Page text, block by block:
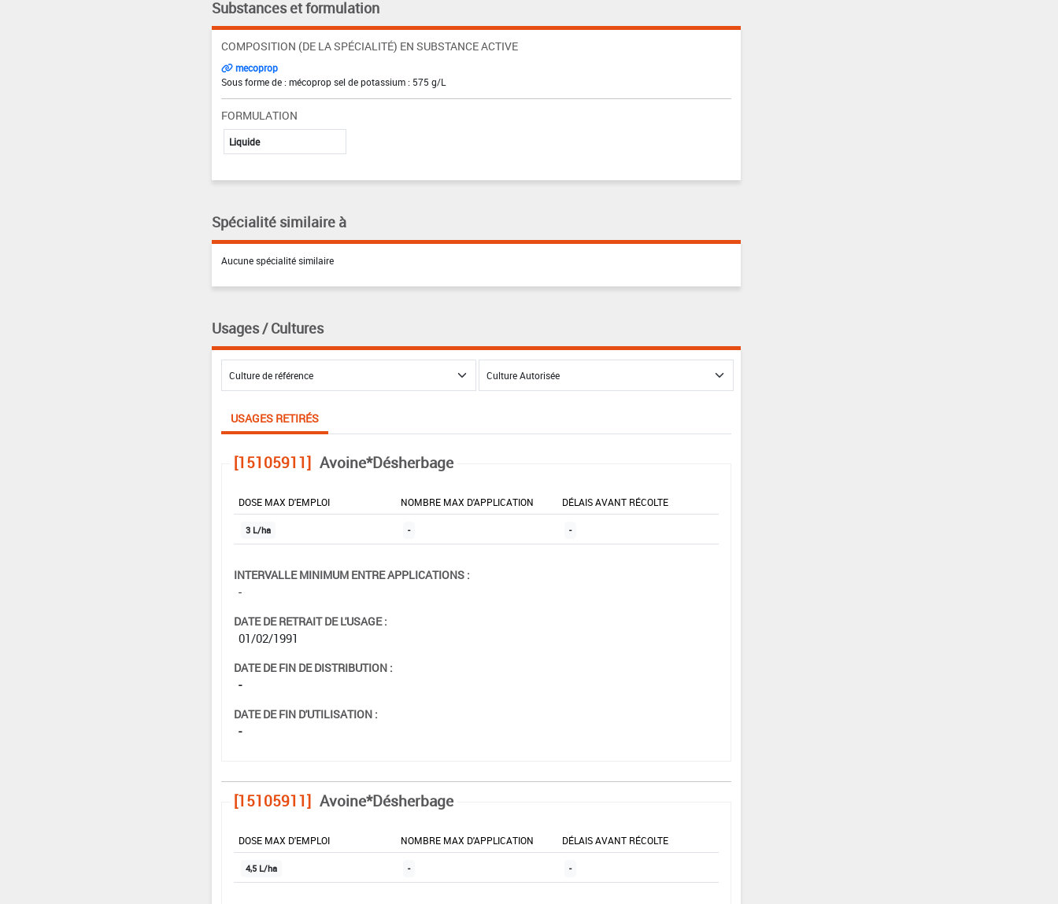
Substances et formulation
COMPOSITION (DE LA SPÉCIALITÉ) EN SUBSTANCE ACTIVE
mecoprop
Sous forme de : mécoprop sel de potassium : 575 g/L
FORMULATION
Liquide
Spécialité similaire à
Aucune spécialité similaire
Usages / Cultures
USAGES RETIRÉS
[15105911] Avoine*Désherbage
DOSE MAX D'EMPLOI NOMBRE MAX D'APPLICATION DÉLAIS AVANT RÉCOLTE
3 L/ha - -
INTERVALLE MINIMUM ENTRE APPLICATIONS :
-
DATE DE RETRAIT DE L'USAGE :
01/02/1991
DATE DE FIN DE DISTRIBUTION :
-
DATE DE FIN D'UTILISATION :
-
[15105911] Avoine*Désherbage
DOSE MAX D'EMPLOI NOMBRE MAX D'APPLICATION DÉLAIS AVANT RÉCOLTE
4,5 L/ha - -